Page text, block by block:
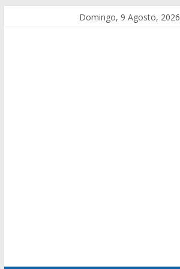
Domingo, 9 Agosto, 2026